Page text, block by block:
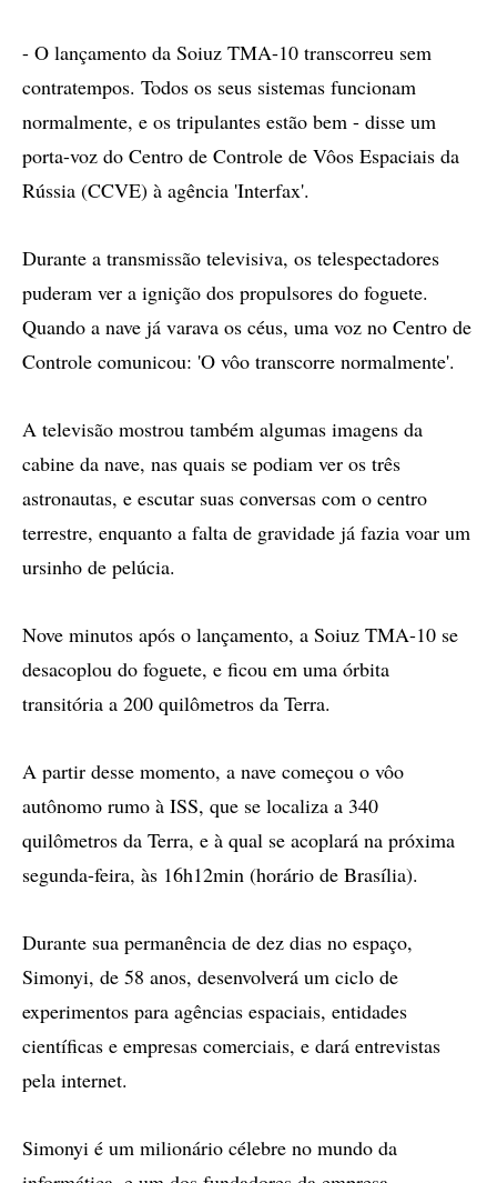
- O lançamento da Soiuz TMA-10 transcorreu sem
contratempos. Todos os seus sistemas funcionam
normalmente, e os tripulantes estão bem - disse um
porta-voz do Centro de Controle de Vôos Espaciais da
Rússia (CCVE) à agência 'Interfax'.
Durante a transmissão televisiva, os telespectadores
puderam ver a ignição dos propulsores do foguete.
Quando a nave já varava os céus, uma voz no Centro de
Controle comunicou: 'O vôo transcorre normalmente'.
A televisão mostrou também algumas imagens da
cabine da nave, nas quais se podiam ver os três
astronautas, e escutar suas conversas com o centro
terrestre, enquanto a falta de gravidade já fazia voar um
ursinho de pelúcia.
Nove minutos após o lançamento, a Soiuz TMA-10 se
desacoplou do foguete, e ficou em uma órbita
transitória a 200 quilômetros da Terra.
A partir desse momento, a nave começou o vôo
autônomo rumo à ISS, que se localiza a 340
quilômetros da Terra, e à qual se acoplará na próxima
segunda-feira, às 16h12min (horário de Brasília).
Durante sua permanência de dez dias no espaço,
Simonyi, de 58 anos, desenvolverá um ciclo de
experimentos para agências espaciais, entidades
científicas e empresas comerciais, e dará entrevistas
pela internet.
Simonyi é um milionário célebre no mundo da